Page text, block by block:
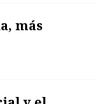
más